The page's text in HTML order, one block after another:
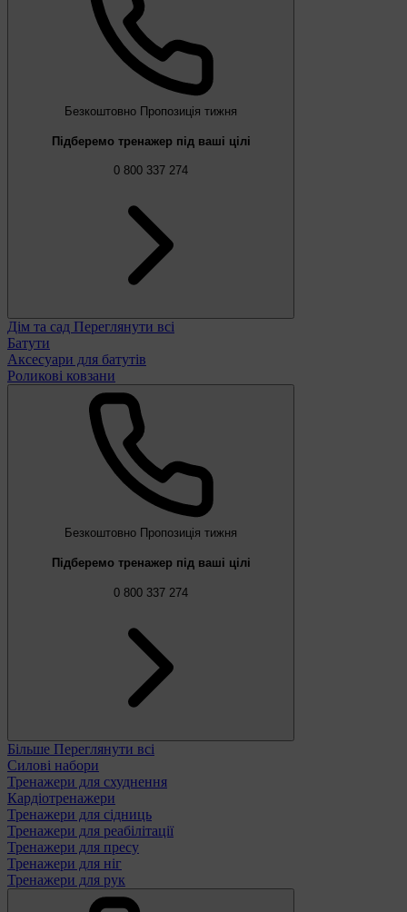
Безкоштовно Пропозиція тижня
Підберемо тренажер під ваші цілі
0 800 337 274
Дім та сад Переглянути всі
Батути
Аксесуари для батутів
Роликові ковзани
Безкоштовно Пропозиція тижня
Підберемо тренажер під ваші цілі
0 800 337 274
Більше Переглянути всі
Силові набори
Тренажери для схуднення
Кардіотренажери
Тренажери для сідниць
Тренажери для реабілітації
Тренажери для пресу
Тренажери для ніг
Тренажери для рук